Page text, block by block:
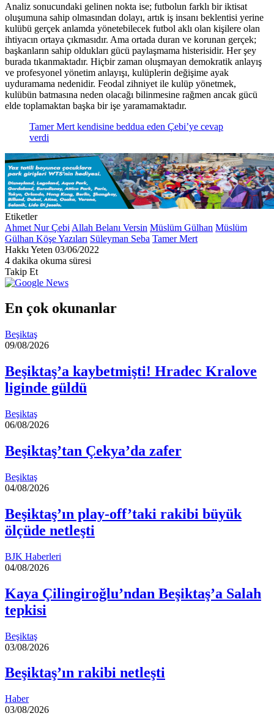
Analiz sonucundaki gelinen nokta ise; futbolun farklı bir iktisat
oluşumuna sahip olmasından dolayı, artık iş insanı beklentisi yerine
kulübü gerçek anlamda yönetebilecek futbol aklı olan kişilere olan
ihtiyacın ortaya çıkmasıdır. Ama ortada duran ve korunan gerçek;
başkanların sahip oldukları gücü paylaşmama histerisidir. Her şey
burada tıkanmaktadır. Hiçbir zaman oluşmayan demokratik anlayış
ve profesyonel yönetim anlayışı, kulüplerin değişime ayak
uyduramama nedenidir. Feodal zihniyet ile kulüp yönetmek,
kulübün batmasına neden olacağı bilinmesine rağmen ancak gücü
elde toplamaktan başka bir işe yaramamaktadır.
Tamer Mert kendisine beddua eden Çebi’ye cevap
verdi
Etiketler
Ahmet Nur Çebi Allah Belanı Versin Müslüm Gülhan Müslüm
Gülhan Köşe Yazıları Süleyman Seba Tamer Mert
Hakkı Yeten Bir
e-
göndermek
03/06/2022
4 dakika okuma süresi
Takip Et
En çok okunanlar
Beşiktaş
09/08/2026
Beşiktaş’a kaybetmişti! Hradec Kralove
liginde güldü
Beşiktaş
06/08/2026
Beşiktaş’tan Çekya’da zafer
Beşiktaş
04/08/2026
Beşiktaş’ın play-off’taki rakibi büyük
ölçüde netleşti
BJK Haberleri
04/08/2026
Kaya Çilingiroğlu’ndan Beşiktaş’a Salah
tepkisi
Beşiktaş
03/08/2026
Beşiktaş’ın rakibi netleşti
Haber
03/08/2026